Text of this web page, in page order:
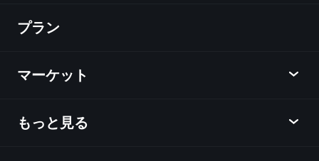
ディスカバー
チャート
ニュース
プラン
マーケット
概要
もっと見る